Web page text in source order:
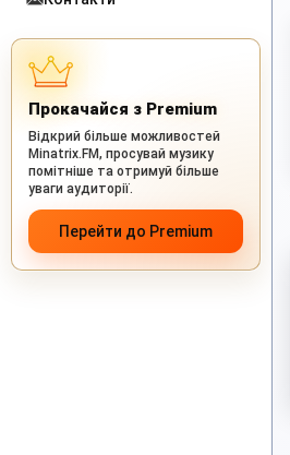
Прокачайся з Premium
Відкрий більше можливостей
Minatrix.FM, просувай музику
помітніше та отримуй більше
уваги аудиторії.
Перейти до Premium